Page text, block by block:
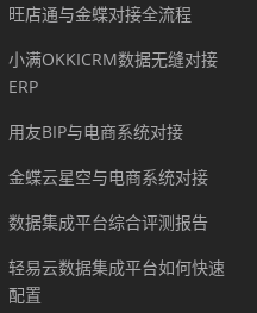
旺店通与金蝶对接全流程
小满OKKICRM数据无缝对接
ERP
用友BIP与电商系统对接
金蝶云星空与电商系统对接
数据集成平台综合评测报告
轻易云数据集成平台如何快速
配置